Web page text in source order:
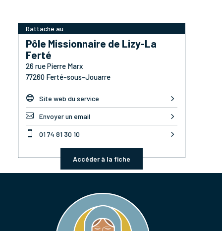
Rattaché au
Pôle Missionnaire de Lizy-La
Ferté
26 rue Pierre Marx
77260 Ferté-sous-Jouarre
 Site web du service
 Envoyer un email
 01 74 81 30 10
Accéder à la fiche